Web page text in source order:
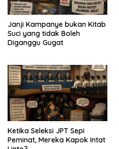
Janji Kampanye bukan Kitab
Suci yang tidak Boleh
Diganggu Gugat
Ketika Seleksi JPT Sepi
Peminat, Mereka Kapok Intat